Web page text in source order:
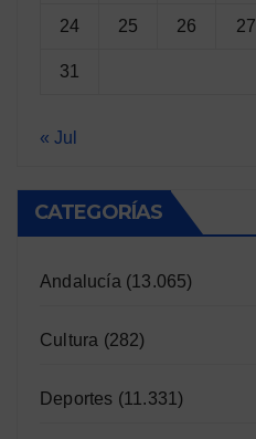
24 25 26 27
31
« Jul
CATEGORÍAS
Andalucía (13.065)
Cultura (282)
Deportes (11.331)